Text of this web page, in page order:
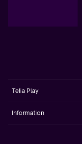
Telia Play
Information